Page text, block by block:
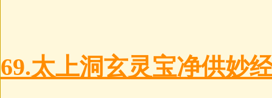
69.太上洞玄灵宝净供妙